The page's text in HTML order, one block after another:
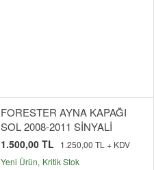
FORESTER AYNA KAPAĞI
SOL 2008-2011 SİNYALİ
1.500,00 TL
1.250,00 TL + KDV
Yeni Ürün Kritik Stok